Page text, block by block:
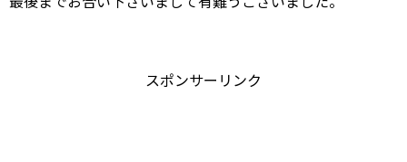
スポンサーリンク